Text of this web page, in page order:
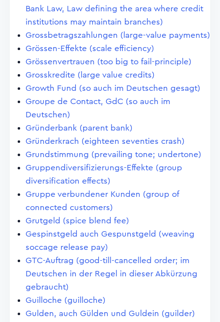
Bank Law, Law defining the area where credit
institutions may maintain branches)
Grossbetragszahlungen (large-value payments)
Grössen-Effekte (scale efficiency)
Grössenvertrauen (too big to fail-principle)
Grosskredite (large value credits)
Growth Fund (so auch im Deutschen gesagt)
Groupe de Contact, GdC (so auch im
Deutschen)
Gründerbank (parent bank)
Gründerkrach (eighteen seventies crash)
Grundstimmung (prevailing tone; undertone)
Gruppendiversifizierungs-Effekte (group
diversification effects)
Gruppe verbundener Kunden (group of
connected customers)
Grutgeld (spice blend fee)
Gespinstgeld auch Gespunstgeld (weaving
soccage release pay)
GTC-Auftrag (good-till-cancelled order; im
Deutschen in der Regel in dieser Abkürzung
gebraucht)
Guilloche (guilloche)
Gulden, auch Gülden und Guldein (guilder)